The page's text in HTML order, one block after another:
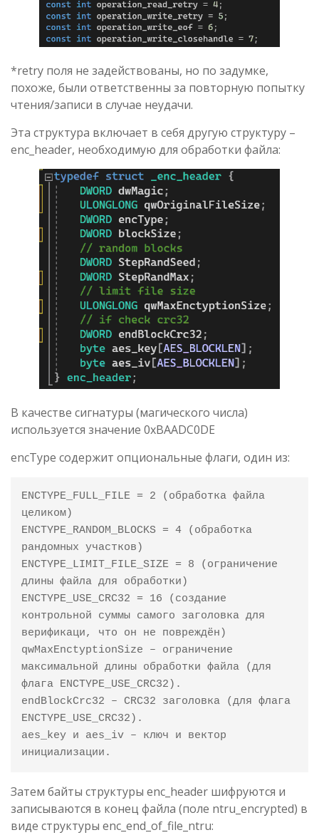
*retry поля не задействованы, но по задумке,
похоже, были ответственны за повторную попытку
чтения/записи в случае неудачи.
Эта структура включает в себя другую структуру –
enc_header, необходимую для обработки файла:
В качестве сигнатуры (магического числа)
используется значение 0xBAADC0DE
encType содержит опциональные флаги, один из:
ENCTYPE_FULL_FILE = 2 (обработка файла
целиком)
ENCTYPE_RANDOM_BLOCKS = 4 (обработка
рандомных участков)
ENCTYPE_LIMIT_FILE_SIZE = 8 (ограничение
длины файла для обработки)
ENCTYPE_USE_CRC32 = 16 (создание
контрольной суммы самого заголовка для
верификаци, что он не повреждён)
qwMaxEnctyptionSize – ограничение
максимальной длины обработки файла (для
флага ENCTYPE_USE_CRC32).
endBlockCrc32 – CRC32 заголовка (для флага
ENCTYPE_USE_CRC32).
aes_key и aes_iv – ключ и вектор
инициализации.
Затем байты структуры enc_header шифруются и
записываются в конец файла (поле ntru_encrypted) в
виде структуры enc_end_of_file_ntru: